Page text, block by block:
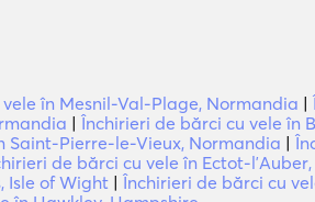
în Mesnil-Val-Plage, Normandia |
| Închirieri de bărci cu vele în
Saint-Pierre-le-Vieux, Normandia |
de bărci cu vele în Ectot-
Isle of Wight | Închirieri de bărci cu